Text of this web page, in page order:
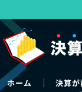
ホーム 決算